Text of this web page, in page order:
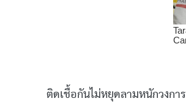
ติดเชื้อกันไม่หยุดลามหนักวงการ